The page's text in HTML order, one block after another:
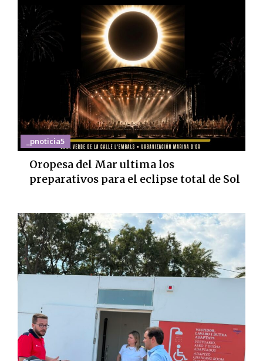
_pnoticia5
Oropesa del Mar ultima los
preparativos para el eclipse total de Sol